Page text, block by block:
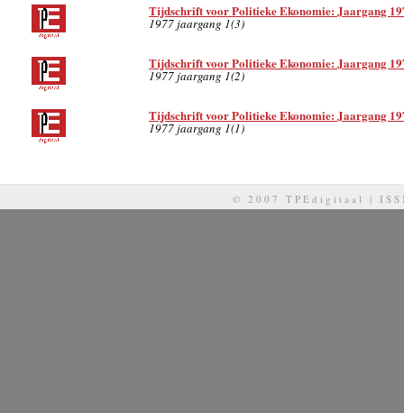
Tijdschrift voor Politieke Ekonomie: Jaargang
1977 jaargang 1(3)
Tijdschrift voor Politieke Ekonomie: Jaargang
1977 jaargang 1(2)
Tijdschrift voor Politieke Ekonomie: Jaargang
1977 jaargang 1(1)
© 2007 TPEdigitaal |